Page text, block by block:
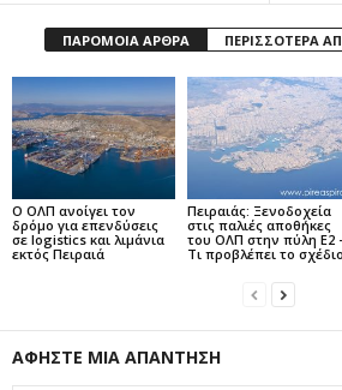
ΠΑΡΟΜΟΙΑ ΑΡΘΡΑ ΠΕΡΙΣΣΟΤΕΡΑ
Ο ΟΛΠ ανοίγει τον
δρόμο για επενδύσεις
σε logistics και λιμάνια
εκτός Πειραιά
Πειραιάς: Ξενοδοχεία
στις παλιές αποθήκες
του ΟΛΠ στην πύλη Ε2
Τι προβλέπει το σχέδιο
ΑΦΗΣΤΕ ΜΙΑ ΑΠΑΝΤΗΣΗ